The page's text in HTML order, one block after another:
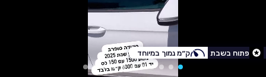
פתוח בשבת ק״מ נמוך במיוחד